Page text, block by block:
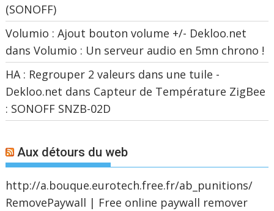
(SONOFF)
Volumio : Ajout bouton volume +/- Dekloo.net
dansVolumio : Un serveur audio en 5mn chrono !
HA : Regrouper 2 valeurs dans une tuile -
Dekloo.net dans Capteur de Température ZigBee
: SONOFF SNZB-02D
Aux détours du web
http://a.bouque.eurotech.free.fr/ab_punitions/
RemovePaywall | Free online paywall remover